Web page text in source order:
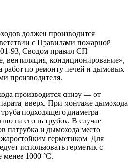
должен производится
с Правилами пожарной
93, Сводом правил СП
вентиляция, кондиционирование»,
работ по ремонту печей и дымовых
производителя.
производится снизу — от
вверх. При монтаже дымохода
подходящего диаметра
на его патрубок. В случае
патрубка и дымохода место
жаростойким герметиком. Для
использовать герметик с
менее 1000 °С.